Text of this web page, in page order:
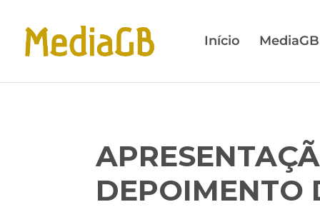
Content
navigation
Início MediaGB
DEPOIMENTO